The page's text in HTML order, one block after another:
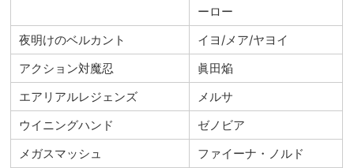
ーロー
夜明けのベルカント
イヨ/メア/ヤヨイ
アクション対魔忍
眞田焔
エアリアルレジェンズ
メルサ
ウイニングハンド
ゼノビア
メガスマッシュ
ファイーナ・ノルド